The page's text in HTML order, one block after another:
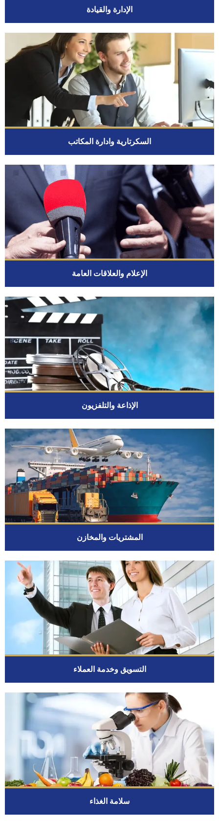
الإدارة والقيادة
السكرتارية وادارة المكاتب
الإعلام والعلاقات العامة
الإذاعة والتلفزيون
المشتريات والمخازن
التسويق وخدمة العملاء
سلامة الغذاء